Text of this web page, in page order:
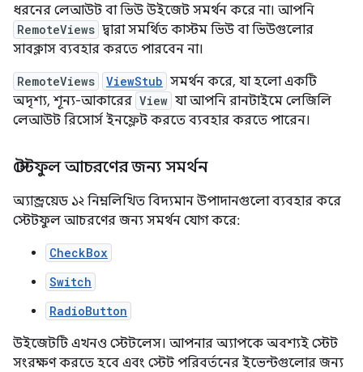
ধরনের লেআউট বা ভিউ উইজেট সমর্থন করে না। আপনি
RemoteViews দ্বারা সমর্থিত কাস্টম ভিউ বা ভিউগুলোর
সাবক্লাস ব্যবহার করতে পারবেন না।
RemoteViews ViewStub সমর্থন করে, যা হলো একটি
অদৃশ্য, শূন্য-আকারের View যা আপনি রানটাইমে লেজিলি
লেআউট রিসোর্স ইনফ্লেট করতে ব্যবহার করতে পারেন।
স্টেটফুল আচরণের জন্য সমর্থন
অ্যান্ড্রয়েড ১২ নিম্নলিখিত বিদ্যমান উপাদানগুলো ব্যবহার করে
স্টেটফুল আচরণের জন্য সমর্থন যোগ করে:
CheckBox
Switch
RadioButton
উইজেটটি এখনও স্টেটলেস। আপনার অ্যাপকে অবশ্যই স্টেট
সংরক্ষণ করতে হবে এবং স্টেট পরিবর্তনের ইভেন্টগুলোর জন্য